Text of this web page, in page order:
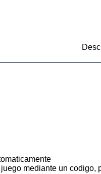
mediante un